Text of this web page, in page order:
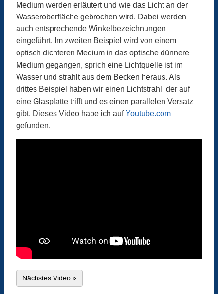
Medium werden erläutert und wie das Licht an der
Wasseroberfläche gebrochen wird. Dabei werden
auch entsprechende Winkelbezeichnungen
eingeführt. Im zweiten Beispiel wird von einem
optisch dichteren Medium in das optische dünnere
Medium gegangen, sprich eine Lichtquelle ist im
Wasser und strahlt aus dem Becken heraus. Als
drittes Beispiel haben wir einen Lichtstrahl, der auf
eine Glasplatte trifft und es einen parallelen Versatz
gibt. Dieses Video habe ich aufYoutube.com
gefunden.
Nächstes Video »